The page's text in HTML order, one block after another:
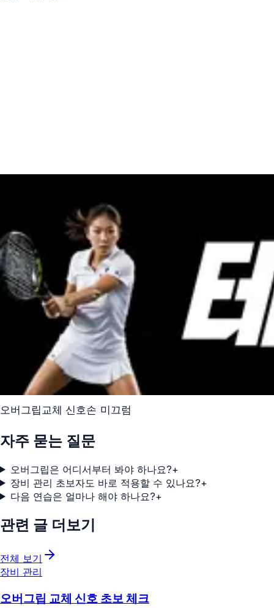
오버그립 교체 신호손 미끄럼
자주 묻는 질문
오버그립은 어디서부터 봐야 하나요?+
장비 관리 초보자도 바로 적용할 수 있나요?+
다음 연습은 얼마나 해야 하나요?+
관련 글 더보기
전체 보기
장비 관리
오버그립 교체 신호 초보 체크